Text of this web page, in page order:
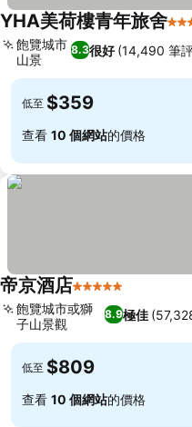
YHA美荷樓青年旅舍3 星
8.3很好 (14,490 筆
飽覽城市
山景
低至 $359
查看 10 個網站的價格
帝京酒店5 星級
8.9極佳
飽覽城市或獅
子山景觀
低至 $809
查看 10 個網站的價格